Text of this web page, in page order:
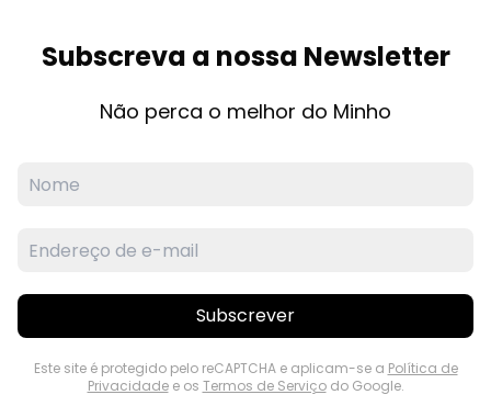
Subscreva a nossa Newsletter
Não perca o melhor do Minho
Subscrever
Este site é protegido pelo reCAPTCHA e aplicam-se a Política de
Privacidadee os Termos de Serviçodo Google.